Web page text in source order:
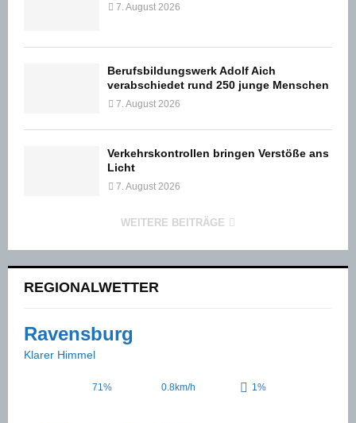
7. August 2026
Berufsbildungswerk Adolf Aich
verabschiedet rund 250 junge Menschen
7. August 2026
Verkehrskontrollen bringen Verstöße ans
Licht
7. August 2026
WEITERE BEITRÄGE
REGIONALWETTER
Ravensburg
Klarer Himmel
71% 0.8km/h 1%